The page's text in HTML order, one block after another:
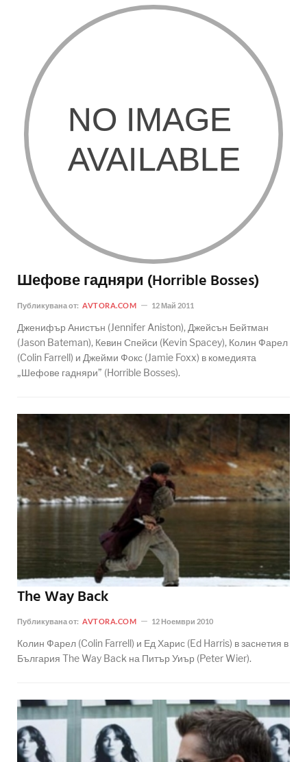
Шефове гадняри (Horrible Bosses)
Публикувана от: AVTORA.COM 12 Май 2011
Дженифър Анистън (Jennifer Aniston), Джейсън Бейтман
(Jason Bateman), Кевин Спейси (Kevin Spacey), Колин Фарел
(Colin Farrell) и Джейми Фокс (Jamie Foxx) в комедията
„Шефове гадняри” (Horrible Bosses).
The Way Back
Публикувана от: AVTORA.COM 12 Ноември 2010
Колин Фарел (Colin Farrell) и Ед Харис (Ed Harris) в заснетия в
България The Way Back на Питър Уиър (Peter Wier).